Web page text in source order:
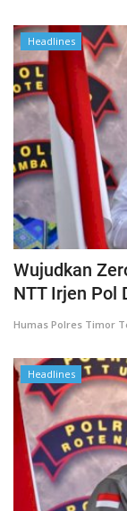
Headlines
Wujudkan
NTT Irjen Pol
Humas Polres Timor
Headlines